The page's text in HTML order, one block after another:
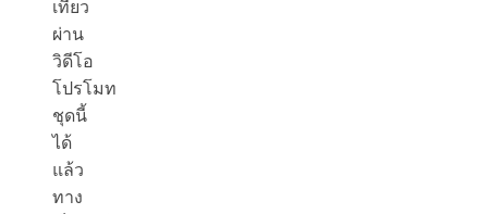
เที่ยว
ผ่าน
วิดีโอ
โปรโมท
ชุดนี้
ได้
แล้ว
ทาง